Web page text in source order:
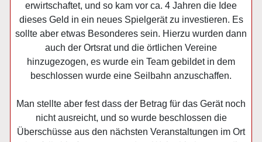
erwirtschaftet, und so kam vor ca. 4 Jahren die Idee
dieses Geld in ein neues Spielgerät zu investieren. Es
sollte aber etwas Besonderes sein. Hierzu wurden dann
auch der Ortsrat und die örtlichen Vereine
hinzugezogen, es wurde ein Team gebildet in dem
beschlossen wurde eine Seilbahn anzuschaffen.
Man stellte aber fest dass der Betrag für das Gerät noch
nicht ausreicht, und so wurde beschlossen die
Überschüsse aus den nächsten Veranstaltungen im Ort